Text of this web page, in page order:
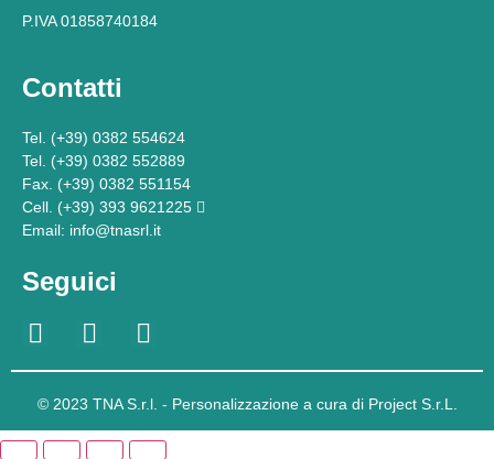
P.IVA 01858740184
Contatti
Tel. (+39) 0382 554624
Tel. (+39) 0382 552889
Fax. (+39) 0382 551154
Cell. (+39) 393 9621225
Email: info@tnasrl.it
Seguici
© 2023 TNA S.r.l. - Personalizzazione a cura di Project S.r.L.